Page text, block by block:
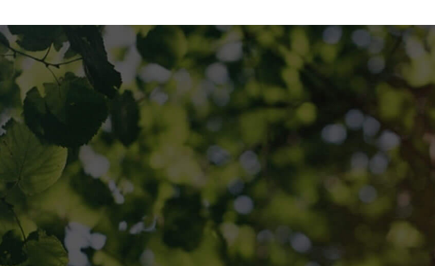
ぽかぽか通信
シンエイ通信ブログ版
シンエイ通信
お問い合わせ
資料請求
専用請求書のダウンロード